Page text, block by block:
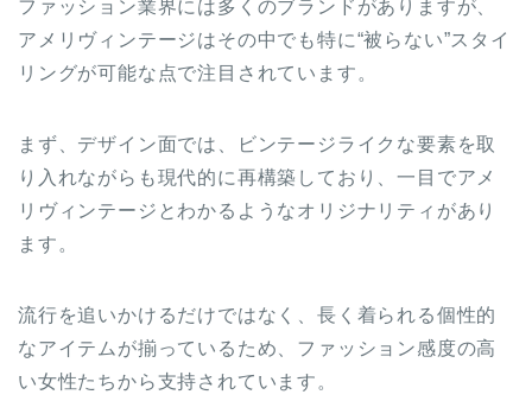
ファッション業界には多くのブランドがありますが、
アメリヴィンテージはその中でも特に“被らない”スタイ
リングが可能な点で注目されています。
まず、デザイン面では、ビンテージライクな要素を取
り入れながらも現代的に再構築しており、一目でアメ
リヴィンテージとわかるようなオリジナリティがあり
ます。
流行を追いかけるだけではなく、長く着られる個性的
なアイテムが揃っているため、ファッション感度の高
い女性たちから支持されています。